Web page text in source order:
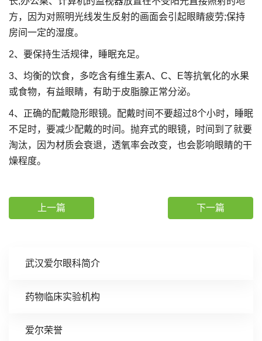
武汉爱尔眼科简介
药物临床实验机构
爱尔荣誉
方，因为对照明光线发生反射的画面会引起眼睛疲劳;保持
房间一定的湿度。
2、要保持生活规律，睡眠充足。
3、均衡的饮食，多吃含有维生素A、C、E等抗氧化的水果
或食物，有益眼睛，有助于皮脂腺正常分泌。
4、正确的配戴隐形眼镜。配戴时间不要超过8个小时，睡眠
不足时，要减少配戴的时间。抛弃式的眼镜，时间到了就要
淘汰，因为材质会衰退，透氧率会改变，也会影响眼睛的干
燥程度。
上一篇 下一篇